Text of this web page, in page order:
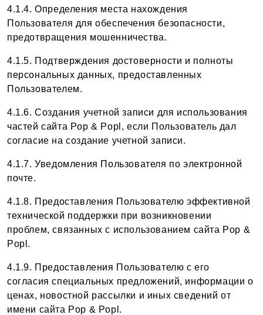
4.1.4. Определения места нахождения
Пользователя для обеспечения безопасности,
предотвращения мошенничества.
4.1.5. Подтверждения достоверности и полноты
персональных данных, предоставленных
Пользователем.
4.1.6. Создания учетной записи для использования
частей сайта Pop & Popl, если Пользователь дал
согласие на создание учетной записи.
4.1.7. Уведомления Пользователя по электронной
почте.
4.1.8. Предоставления Пользователю эффективной
технической поддержки при возникновении
проблем, связанных с использованием сайта Pop &
Popl.
4.1.9. Предоставления Пользователю с его
согласия специальных предложений, информации о
ценах, новостной рассылки и иных сведений от
имени сайта Pop & Popl.